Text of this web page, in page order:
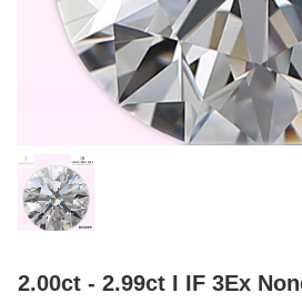
2.00ct - 2.99ct I IF 3Ex